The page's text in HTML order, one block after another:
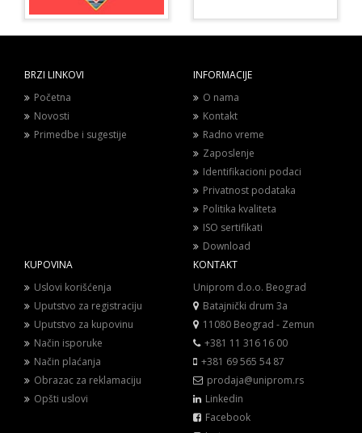
BRZI LINKOVI
Početna
Novosti
Primedbe i sugestije
INFORMACIJE
O nama
Kontakt
Radno vreme
Zaposlenje
Identifikacioni podaci
Privatnost podataka
Politika kvaliteta
ISO sertifikati
Download
KUPOVINA
Uslovi korišćenja
Uputstvo za registraciju
Uputstvo za kupovinu
Način isporuke
Način plaćanja
Obrazac za reklamaciju
Opšti uslovi
KONTAKT
Uniprom d.o.o. Beograd
Batajnički drum 3a
11080 Beograd - Zemun
+381 11 316 16 00
+381 69 565 54 87
prodaja@uniprom.rs
Linkedin
Facebook